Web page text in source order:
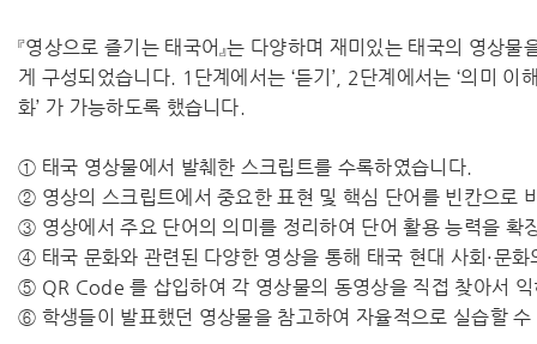
『영상으로 즐기는 태국어』는 다양하며 재미있는 태국의 영상
게 구성되었습니다. 1단계에서는 ‘듣기’, 2단계에서는 ‘의미
화’ 가 가능하도록 했습니다.
① 태국 영상물에서 발췌한 스크립트를 수록하였습니다.
② 영상의 스크립트에서 중요한 표현 및 핵심 단어를 빈칸으로
③ 영상에서 주요 단어의 의미를 정리하여 단어 활용 능력을 확
④ 태국 문화와 관련된 다양한 영상을 통해 태국 현대 사회·문
⑤ QR Code 를 삽입하여 각 영상물의 동영상을 직접 찾아서
⑥ 학생들이 발표했던 영상물을 참고하여 자율적으로 실습할 수